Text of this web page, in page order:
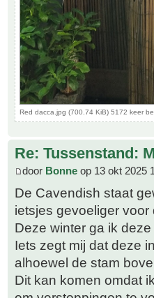
Red dacca.jpg (700.74 KiB) 5172 keer
Re: Tussenstand:
door Bonne op 13 okt 2025
De Cavendish staat
ietsjes gevoeliger
Deze winter ga ik
Iets zegt mij dat deze
alhoewel de stam
Dit kan komen omdat